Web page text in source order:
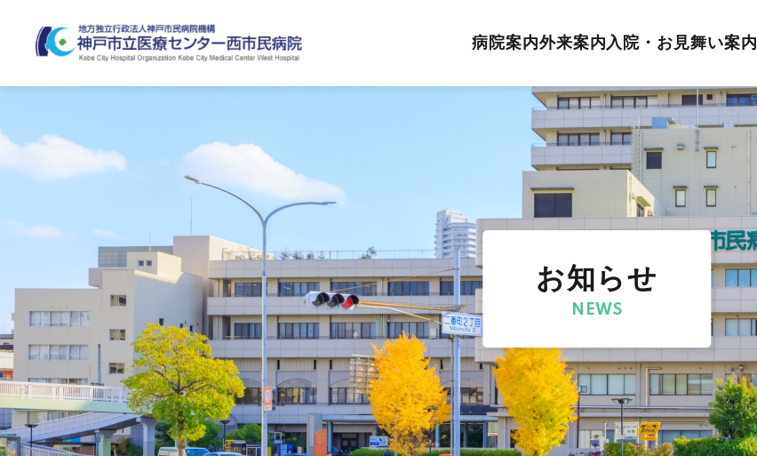
病院案内外来案内入院・お見舞い案内
お知らせ
NEWS